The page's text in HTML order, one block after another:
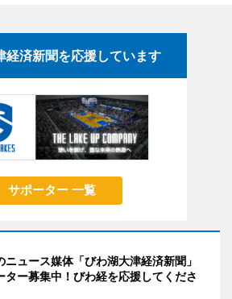
経済新聞を応援しています
サポーター 一覧
ニュース媒体「びわ湖大津経済新聞」
ター募集中！びわ経を応援してくださ